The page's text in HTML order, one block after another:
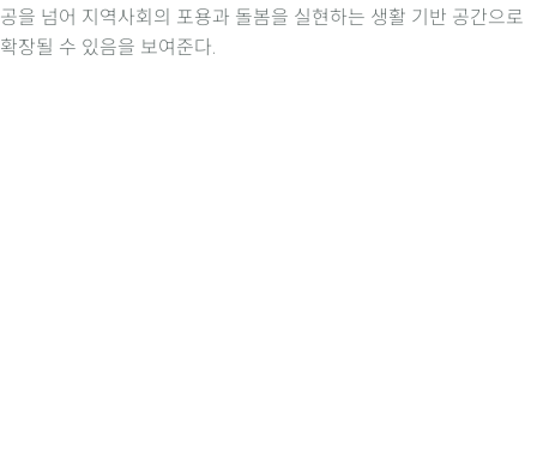
공을 넘어 지역사회의 포용과 돌봄을 실현하는 생활 기반 공간으로
확장될 수 있음을 보여준다.